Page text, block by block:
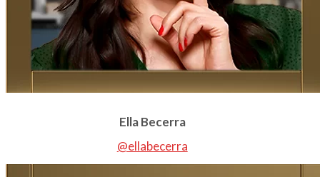
Ella Becerra
@ellabecerra